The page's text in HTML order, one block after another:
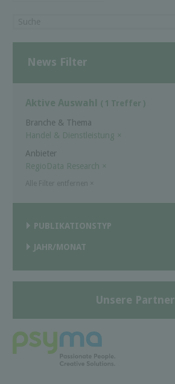
News Filter
Aktive Auswahl ( 1 Treffer )
Branche & Thema
Handel & Dienstleistung ×
Anbieter
RegioData Research ×
PUBLIKATIONSTYP
JAHR/MONAT
Unsere Partner